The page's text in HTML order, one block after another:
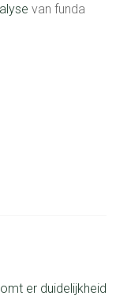
van funda
er duidelijkheid